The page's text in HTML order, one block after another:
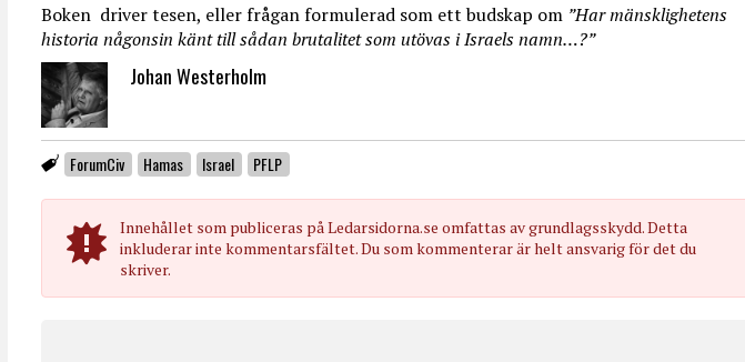
Boken driver tesen, eller frågan formulerad som ett budskap om ”Har mänsklighetens
historia någonsin känt till sådan brutalitet som utövas i Israels namn…?”
Johan Westerholm
ForumCiv Hamas Israel PFLP
Innehållet som publiceras på Ledarsidorna.se omfattas av grundlagsskydd. Detta
inkluderar inte kommentarsfältet. Du som kommenterar är helt ansvarig för det du
skriver.